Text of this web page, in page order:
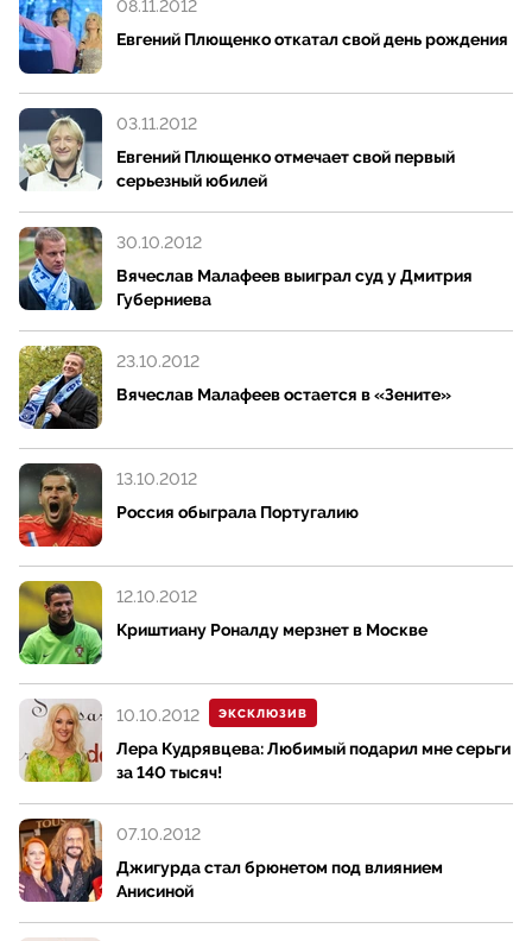
Евгений Плющенко откатал свой день рождения
08.11.2012
Евгений Плющенко отмечает свой первый
серьезный юбилей
03.11.2012
Вячеслав Малафеев выиграл суд у Дмитрия
Губерниева
30.10.2012
Вячеслав Малафеев остается в «Зените»
23.10.2012
Россия обыграла Португалию
13.10.2012
Криштиану Роналду мерзнет в Москве
12.10.2012
ЭКСКЛЮЗИВ
Лера Кудрявцева: Любимый подарил мне серьги
за 140 тысяч!
10.10.2012
Джигурда стал брюнетом под влиянием
Анисиной
07.10.2012